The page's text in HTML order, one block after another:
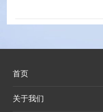
首页
关于我们